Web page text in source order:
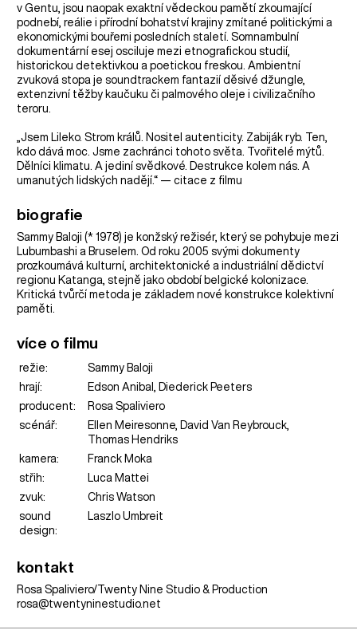
v Gentu, jsou naopak exaktní vědeckou pamětí zkoumající
podnebí, reálie i přírodní bohatství krajiny zmítané politickými a
ekonomickými bouřemi posledních staletí. Somnambulní
dokumentární esej osciluje mezi etnografickou studií,
historickou detektivkou a poetickou freskou. Ambientní
zvuková stopa je soundtrackem fantazií děsivé džungle,
extenzivní těžby kaučuku či palmového oleje i civilizačního
teroru.
„Jsem Lileko. Strom králů. Nositel autenticity. Zabiják ryb. Ten,
kdo dává moc. Jsme zachránci tohoto světa. Tvořitelé mýtů.
Dělníci klimatu. A jediní svědkové. Destrukce kolem nás. A
umanutých lidských nadějí.“ — citace z filmu
biografie
Sammy Baloji (* 1978) je konžský režisér, který se pohybuje mezi
Lubumbashi a Bruselem. Od roku 2005 svými dokumenty
prozkoumává kulturní, architektonické a industriální dědictví
regionu Katanga, stejně jako období belgické kolonizace.
Kritická tvůrčí metoda je základem nové konstrukce kolektivní
paměti.
více o filmu
režie:
Sammy Baloji
hrají:
Edson Anibal, Diederick Peeters
producent:
Rosa Spaliviero
scénář:
Ellen Meiresonne, David Van Reybrouck,
Thomas Hendriks
kamera:
Franck Moka
střih:
Luca Mattei
zvuk:
Chris Watson
sound
design:
Laszlo Umbreit
kontakt
Rosa Spaliviero/Twenty Nine Studio & Production
rosa@twentyninestudio.net